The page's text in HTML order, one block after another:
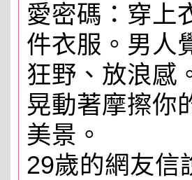
愛密碼：穿上
件衣服。男人
狂野、放浪感
晃動著摩擦你
美景。
29歲的網友信